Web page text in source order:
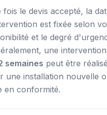
fois le devis accepté, la
est fixée selon
et le degré
une
semaines peut être
une installation nouvelle
en conformité.